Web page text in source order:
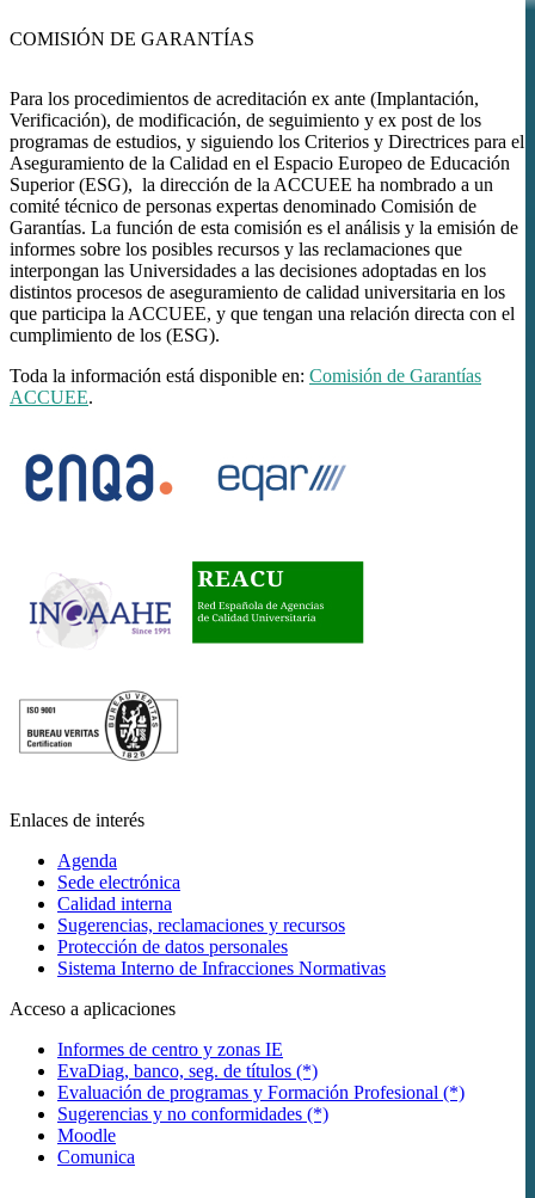
COMISIÓN DE GARANTÍAS
Para los procedimientos de acreditación ex ante (Implantación,
Verificación), de modificación, de seguimiento y ex post de los
programas de estudios, y siguiendo los Criterios y Directrices para el
Aseguramiento de la Calidad en el Espacio Europeo de Educación
Superior (ESG), la dirección de la ACCUEE ha nombrado a un
comité técnico de personas expertas denominado Comisión de
Garantías. La función de esta comisión es el análisis y la emisión de
informes sobre los posibles recursos y las reclamaciones que
interpongan las Universidades a las decisiones adoptadas en los
distintos procesos de aseguramiento de calidad universitaria en los
que participa la ACCUEE, y que tengan una relación directa con el
cumplimiento de los (ESG).
Toda la información está disponible en: Comisión de Garantías
ACCUEE.
Enlaces de interés
Agenda
Sede electrónica
Calidad interna
Sugerencias, reclamaciones y recursos
Protección de datos personales
Sistema Interno de Infracciones Normativas
Acceso a aplicaciones
Informes de centro y zonas IE
EvaDiag, banco, seg. de títulos (*)
Evaluación de programas y Formación Profesional (*)
Sugerencias y no conformidades (*)
Moodle
Comunica